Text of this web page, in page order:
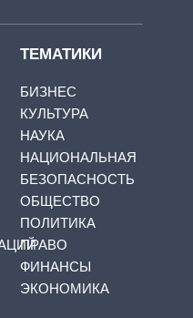
ТЕМАТИКИ
БИЗНЕС
КУЛЬТУРА
НАУКА
НАЦИОНАЛЬНАЯ
БЕЗОПАСНОСТЬ
ОБЩЕСТВО
ПОЛИТИКА
ПРАВО
ФИНАНСЫ
ЭКОНОМИКА